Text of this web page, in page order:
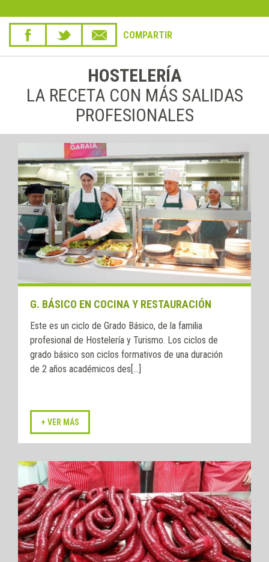
COMPARTIR
HOSTELERÍA
LA RECETA CON MÁS SALIDAS
PROFESIONALES
G. BÁSICO EN COCINA Y RESTAURACIÓN
Este es un ciclo de Grado Básico, de la familia
profesional de Hostelería y Turismo. Los ciclos de
grado básico son ciclos formativos de una duración
de 2 años académicos des[...]